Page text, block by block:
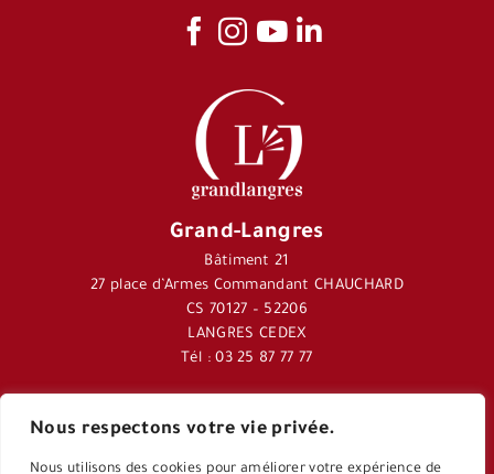
Nous respectons votre vie privée.
Nous utilisons des cookies pour améliorer votre expérience de
Grand-Langres
Bâtiment 21
27 place d’Armes Commandant CHAUCHARD
CS 70127 – 52206
LANGRES CEDEX
Tél : 03 25 87 77 77
Journal Langres&Co